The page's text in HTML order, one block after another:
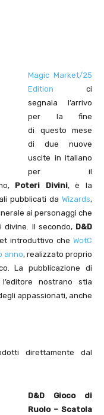
Magic Market/25
Edition ci
segnala l’arrivo
per la fine
di questo mese
di due nuove
uscite in italiano
per il
Poteri Divini, è la
pubblicati da Wizards,
ai personaggi che
Il secondo, D&D
introduttivo cheWotC
anno, realizzato proprio
La pubblicazione di
nostrano stia
appassionati, anche
direttamente dal
D&D Gioco di
Ruolo – Scatola